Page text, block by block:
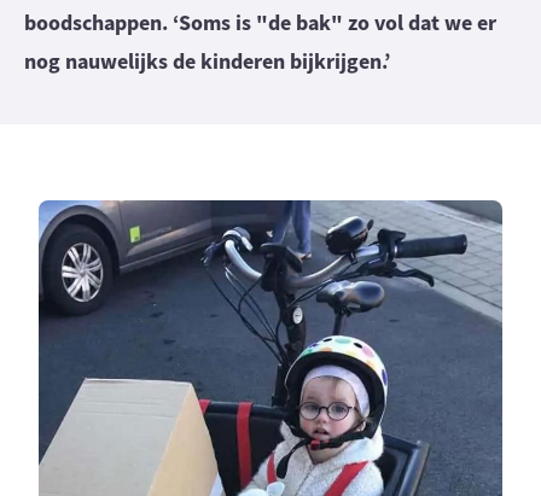
boodschappen. ‘Soms is "de bak" zo vol dat we er
nog nauwelijks de kinderen bijkrijgen.’